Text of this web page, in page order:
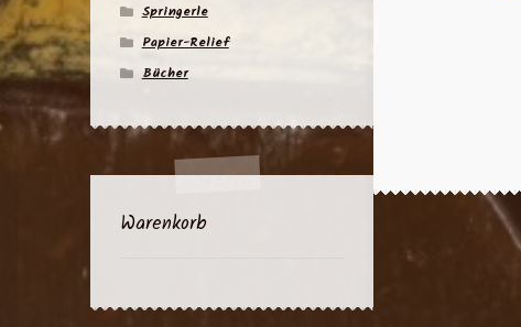
Springerle
Papier-Relief
Bücher
Warenkorb